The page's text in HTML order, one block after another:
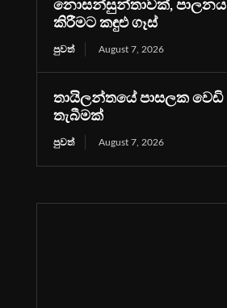
නොසන්සුන්තාවක්, පාලනය
කිරීමට කඳුළු ගෑස්
පුවත් August 7, 2026
තායිලන්තයේ පාසලක වෙඩි
තැබීමක්
පුවත් August 7, 2026